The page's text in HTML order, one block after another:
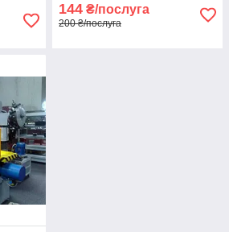
144 ₴/послуга
200 ₴/послуга